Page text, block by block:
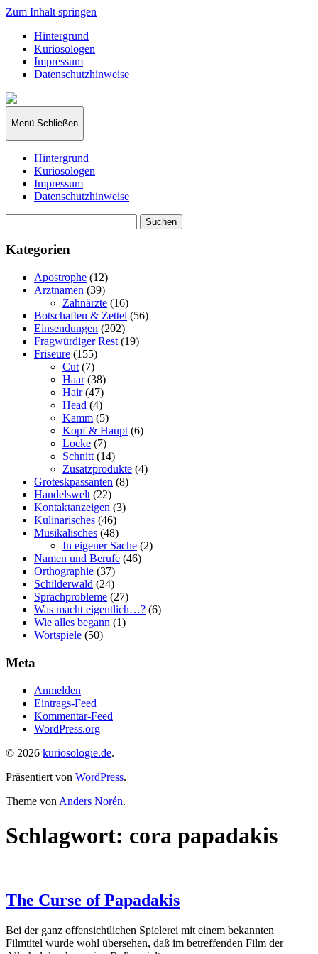
Zum Inhalt springen
Hintergrund
Kuriosologen
Impressum
Datenschutzhinweise
kuriosologie.de
Menü Schließen
Hintergrund
Kuriosologen
Impressum
Datenschutzhinweise
nach:
Kategorien
Apostrophe (12)
Arztnamen (39)
Zahnärzte (16)
Botschaften & Zettel (56)
Einsendungen (202)
Fragwürdiger Rest (19)
Friseure (155)
Cut (7)
Haar(38)
Hair(47)
Head (4)
Kamm (5)
Kopf & Haupt (6)
Locke (7)
Schnitt (14)
Zusatzprodukte (4)
Groteskpassanten (8)
Handelswelt (22)
Kontaktanzeigen (3)
Kulinarisches (46)
Musikalisches (48)
In eigener Sache (2)
Namen und Berufe (46)
Orthographie (37)
Schilderwald (24)
Sprachprobleme (27)
Was macht eigentlich…? (6)
Wie alles begann (1)
Wortspiele (50)
Meta
Anmelden
Eintrags-Feed
Kommentar-Feed
WordPress.org
© 2026 kuriosologie.de.
Präsentiert von WordPress.
Theme von Anders Norén.
Schlagwort: cora papadakis
The Curse of Papadakis
Bei der ganz offensichtlichen Spielerei mit einem bekannten
Filmtitel wurde wohl übersehen, daß im betreffenden Film der